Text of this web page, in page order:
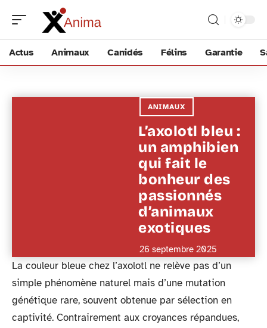
Actus Animaux Canidés Félins Garantie
ANIMAUX
L’axolotl bleu :
un amphibien
qui fait le
bonheur des
passionnés
d’animaux
exotiques
26 septembre 2025
La couleur bleue chez l’axolotl ne relève pas d’un
simple phénomène naturel mais d’une mutation
génétique rare, souvent obtenue par sélection en
captivité. Contrairement aux croyances répandues,